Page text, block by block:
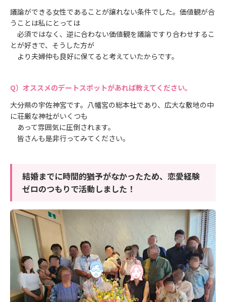
議論ができる女性であることが譲れない条件でした。価値観が合
うことは私にとっては
必須ではなく、逆に合わない価値観を議論ですり合わせするこ
とが好きで、そうした方が
より夫婦仲も良好に保てると考えていたからです。
オススメのデートスポットがあれば教えてください。
大分県の宇佐神宮です。八幡宮の総本社であり、広大な敷地の中
に荘厳な神社がいくつも
あって雰囲気に圧倒されます。
皆さんも是非行ってみてください。
結婚までに時間的猶予がなかったため、恋愛経験
ゼロのつもりで活動しました！